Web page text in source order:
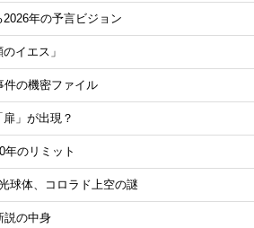
年の予言ビジョン
イエス」
件の機密ファイル
」が出現？
年のリミット
球体、コロラド上空の謎
説の中身